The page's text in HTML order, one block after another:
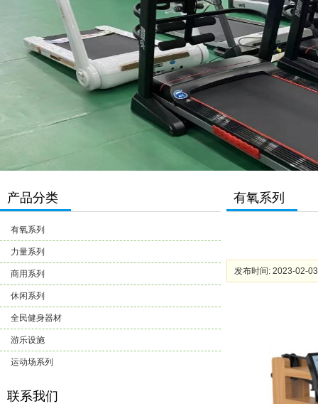
产品分类
有氧系列
力量系列
商用系列
休闲系列
全民健身器材
游乐设施
运动场系列
联系我们
有氧系列
发布时间: 2023-02-